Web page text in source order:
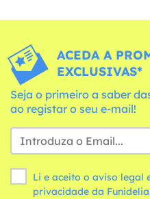
ACEDA A
EXCLUSIVAS*
Seja o primeiro a saber
ao registar o seu e-mail!
Li e aceito o aviso legal
privacidade da